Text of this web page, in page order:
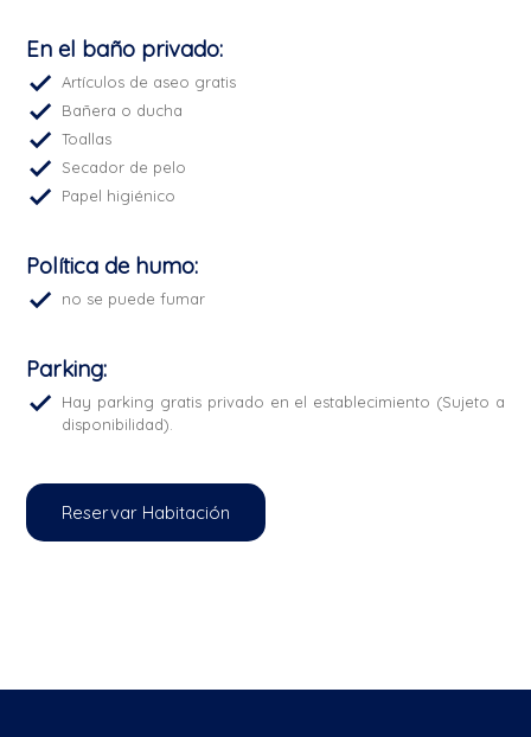
En el baño privado:
Artículos de aseo gratis
Bañera o ducha
Toallas
Secador de pelo
Papel higiénico
Política de humo:
no se puede fumar
Parking: ​
Hay parking gratis privado en el establecimiento (Sujeto a
disponibilidad).
Reservar Habitación